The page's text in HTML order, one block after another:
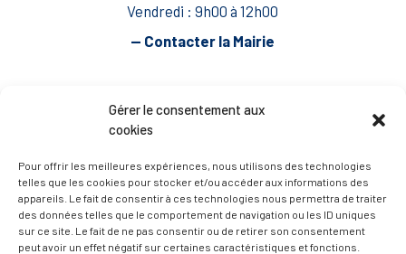
Gérer le consentement aux
cookies
Pour offrir les meilleures expériences, nous utilisons des technologies
telles que les cookies pour stocker et/ou accéder aux informations des
appareils. Le fait de consentir à ces technologies nous permettra de traiter
des données telles que le comportement de navigation ou les ID uniques
sur ce site. Le fait de ne pas consentir ou de retirer son consentement
peut avoir un effet négatif sur certaines caractéristiques et fonctions.
Vendredi : 9h00 à 12h00
— Contacter la Mairie
ACCÈS RAPIDE
Annuaire des associations
Urbanisme
Espace agent